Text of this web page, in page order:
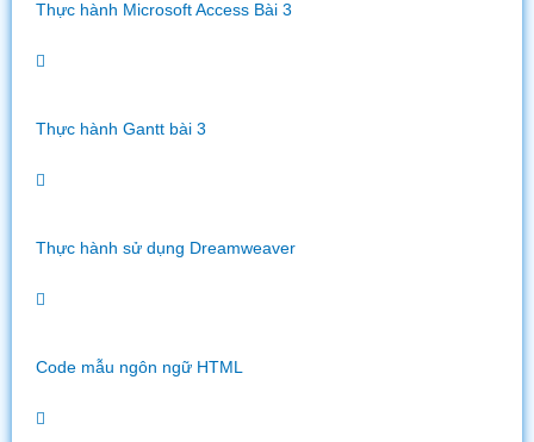
Thực hành Microsoft Access Bài 3
Thực hành Gantt bài 3
Thực hành sử dụng Dreamweaver
Code mẫu ngôn ngữ HTML